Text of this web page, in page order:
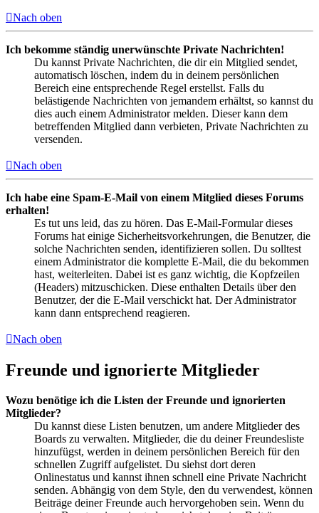
Nach oben
Ich bekomme ständig unerwünschte Private Nachrichten!
Du kannst Private Nachrichten, die dir ein Mitglied sendet,
automatisch löschen, indem du in deinem persönlichen
Bereich eine entsprechende Regel erstellst. Falls du
belästigende Nachrichten von jemandem erhältst, so kannst du
dies auch einem Administrator melden. Dieser kann dem
betreffenden Mitglied dann verbieten, Private Nachrichten zu
versenden.
Nach oben
Ich habe eine Spam-E-Mail von einem Mitglied dieses Forums
erhalten!
Es tut uns leid, das zu hören. Das E-Mail-Formular dieses
Forums hat einige Sicherheitsvorkehrungen, die Benutzer, die
solche Nachrichten senden, identifizieren sollen. Du solltest
einem Administrator die komplette E-Mail, die du bekommen
hast, weiterleiten. Dabei ist es ganz wichtig, die Kopfzeilen
(Headers) mitzuschicken. Diese enthalten Details über den
Benutzer, der die E-Mail verschickt hat. Der Administrator
kann dann entsprechend reagieren.
Nach oben
Freunde und ignorierte Mitglieder
Wozu benötige ich die Listen der Freunde und ignorierten
Mitglieder?
Du kannst diese Listen benutzen, um andere Mitglieder des
Boards zu verwalten. Mitglieder, die du deiner Freundesliste
hinzufügst, werden in deinem persönlichen Bereich für den
schnellen Zugriff aufgelistet. Du siehst dort deren
Onlinestatus und kannst ihnen schnell eine Private Nachricht
senden. Abhängig von dem Style, den du verwendest, können
Beiträge deiner Freunde auch hervorgehoben sein. Wenn du